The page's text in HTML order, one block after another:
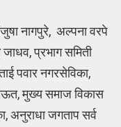
नागपुरे, अल्पना वरपे
जाधव, प्रभाग समिती
पवार नगरसेविका,
मुख्य समाज विकास
अनुराधा जगताप सर्व